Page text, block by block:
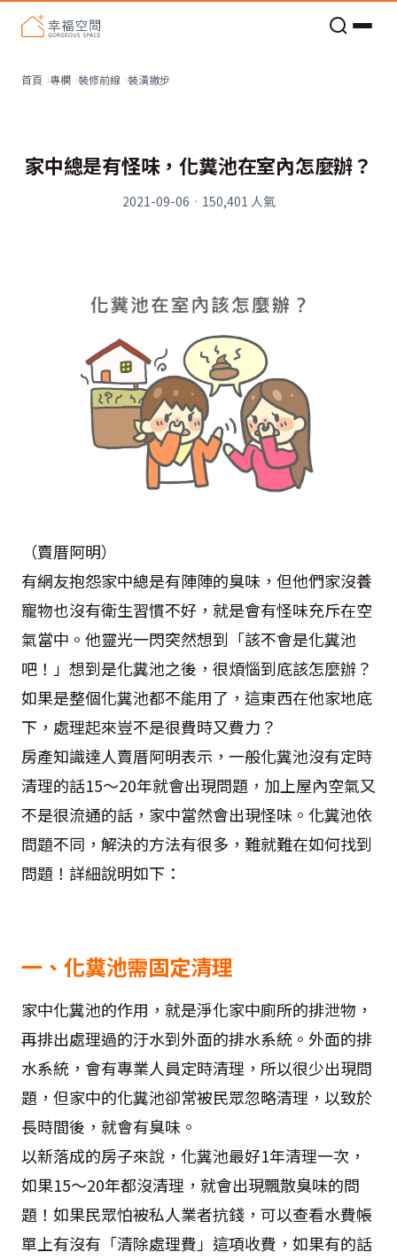
首頁 專欄 裝修前線 裝潢撇步
家中總是有怪味，化糞池在室內怎麼辦？
2021-09-06 · 150,401 人氣
（賣厝阿明）
有網友抱怨家中總是有陣陣的臭味，但他們家沒養
寵物也沒有衛生習慣不好，就是會有怪味充斥在空
氣當中。他靈光一閃突然想到「該不會是化糞池
吧！」想到是化糞池之後，很煩惱到底該怎麼辦？
如果是整個化糞池都不能用了，這東西在他家地底
下，處理起來豈不是很費時又費力？
房產知識達人賣厝阿明表示，一般化糞池沒有定時
清理的話15～20年就會出現問題，加上屋內空氣又
不是很流通的話，家中當然會出現怪味。化糞池依
問題不同，解決的方法有很多，難就難在如何找到
問題！詳細說明如下：
一、化糞池需固定清理
家中化糞池的作用，就是淨化家中廁所的排泄物，
再排出處理過的汙水到外面的排水系統。外面的排
水系統，會有專業人員定時清理，所以很少出現問
題，但家中的化糞池卻常被民眾忽略清理，以致於
長時間後，就會有臭味。
以新落成的房子來說，化糞池最好1年清理一次，
如果15～20年都沒清理，就會出現飄散臭味的問
題！如果民眾怕被私人業者抗錢，可以查看水費帳
單上有沒有「清除處理費」這項收費，如果有的話